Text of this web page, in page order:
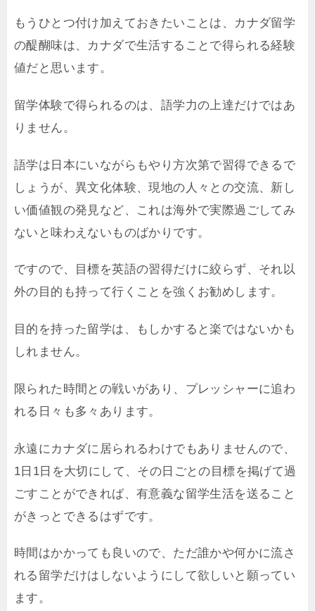
もうひとつ付け加えておきたいことは、カナダ留学
の醍醐味は、カナダで生活することで得られる経験
値だと思います。
留学体験で得られるのは、語学力の上達だけではあ
りません。
語学は日本にいながらもやり方次第で習得できるで
しょうが、異文化体験、現地の人々との交流、新し
い価値観の発見など、これは海外で実際過ごしてみ
ないと味わえないものばかりです。
ですので、目標を英語の習得だけに絞らず、それ以
外の目的も持って行くことを強くお勧めします。
目的を持った留学は、もしかすると楽ではないかも
しれません。
限られた時間との戦いがあり、プレッシャーに追わ
れる日々も多々あります。
永遠にカナダに居られるわけでもありませんので、
1日1日を大切にして、その日ごとの目標を掲げて過
ごすことができれば、有意義な留学生活を送ること
がきっとできるはずです。
時間はかかっても良いので、ただ誰かや何かに流さ
れる留学だけはしないようにして欲しいと願ってい
ます。